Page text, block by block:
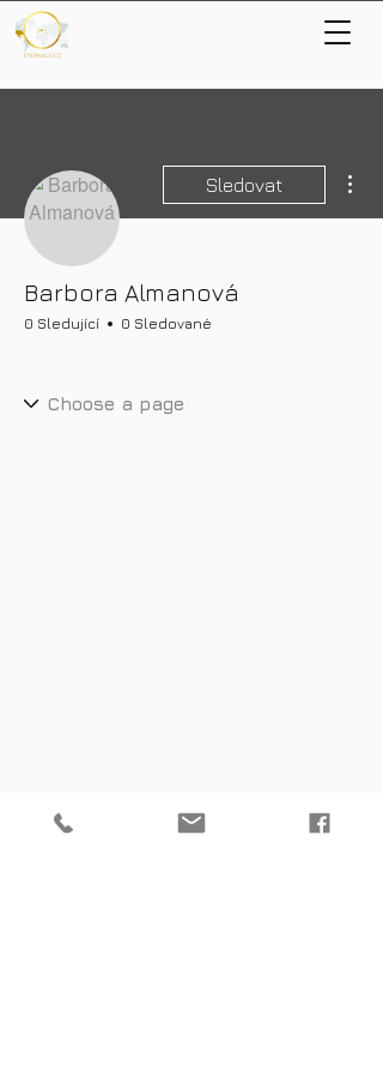
Sledovat
Barbora Almanová
0 Sledující 0 Sledované